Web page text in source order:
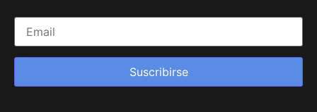
Suscribirse